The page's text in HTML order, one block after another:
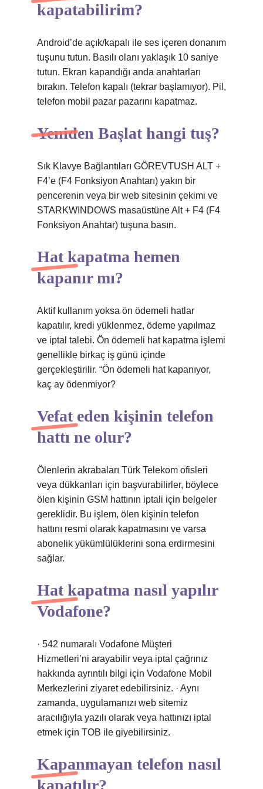
kapatabilirim?
Android’de açık/kapalı ile ses içeren donanım
tuşunu tutun. Basılı olanı yaklaşık 10 saniye
tutun. Ekran kapandığı anda anahtarları
bırakın. Telefon kapalı (tekrar başlamıyor). Pil,
telefon mobil pazar pazarını kapatmaz.
Yeniden Başlat hangi tuş?
Sık Klavye Bağlantıları GÖREVTUSH ALT +
F4’e (F4 Fonksiyon Anahtarı) yakın bir
pencerenin veya bir web sitesinin çekimi ve
STARKWINDOWS masaüstüne Alt + F4 (F4
Fonksiyon Anahtar) tuşuna basın.
Hat kapatma hemen
kapanır mı?
Aktif kullanım yoksa ön ödemeli hatlar
kapatılır, kredi yüklenmez, ödeme yapılmaz
ve iptal talebi. Ön ödemeli hat kapatma işlemi
genellikle birkaç iş günü içinde
gerçekleştirilir. “Ön ödemeli hat kapanıyor,
kaç ay ödenmiyor?
Vefat eden kişinin telefon
hattı ne olur?
Ölenlerin akrabaları Türk Telekom ofisleri
veya dükkanları için başvurabilirler, böylece
ölen kişinin GSM hattının iptali için belgeler
gereklidir. Bu işlem, ölen kişinin telefon
hattını resmi olarak kapatmasını ve varsa
abonelik yükümlülüklerini sona erdirmesini
sağlar.
Hat kapatma nasıl yapılır
Vodafone?
· 542 numaralı Vodafone Müşteri
Hizmetleri’ni arayabilir veya iptal çağrınız
hakkında ayrıntılı bilgi için Vodafone Mobil
Merkezlerini ziyaret edebilirsiniz. · Aynı
zamanda, uygulamanızı web sitemiz
aracılığıyla yazılı olarak veya hattınızı iptal
etmek için TOB ile giyebilirsiniz.
Kapanmayan telefon nasıl
kapatılır?